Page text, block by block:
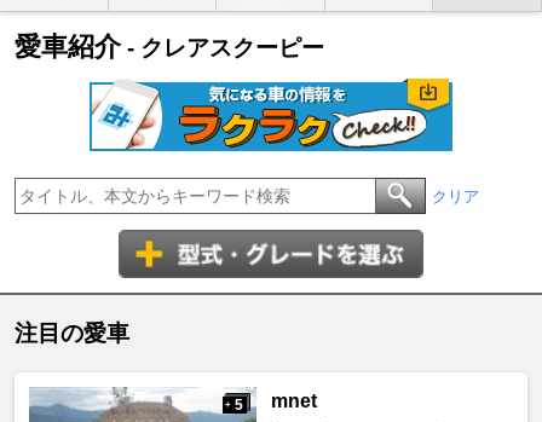
愛車紹介- クレアスクーピー
クリア
注目の愛車
+ 5 mnet